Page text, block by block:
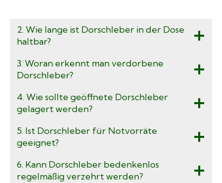
2. Wie lange ist Dorschleber in der Dose
haltbar?
3. Woran erkennt man verdorbene
Dorschleber?
4. Wie sollte geöffnete Dorschleber
gelagert werden?
5. Ist Dorschleber für Notvorräte
geeignet?
6. Kann Dorschleber bedenkenlos
regelmäßig verzehrt werden?